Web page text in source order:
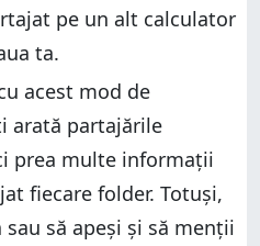
pe un alt calculator
ta.
acest mod de
arată partajările
prea multe informații
fiecare folder. Totuși,
să apeși și să menții